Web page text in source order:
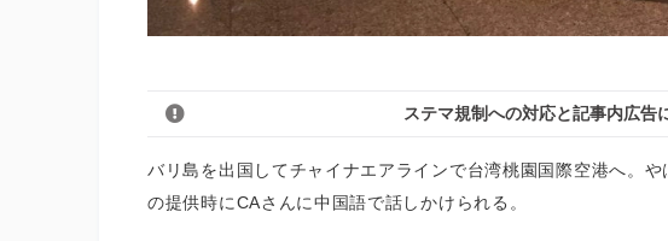
ステマ規制への対応と記事内広告
バリ島を出国してチャイナエアラインで台湾桃園国際空港へ。
の提供時にCAさんに中国語で話しかけられる。